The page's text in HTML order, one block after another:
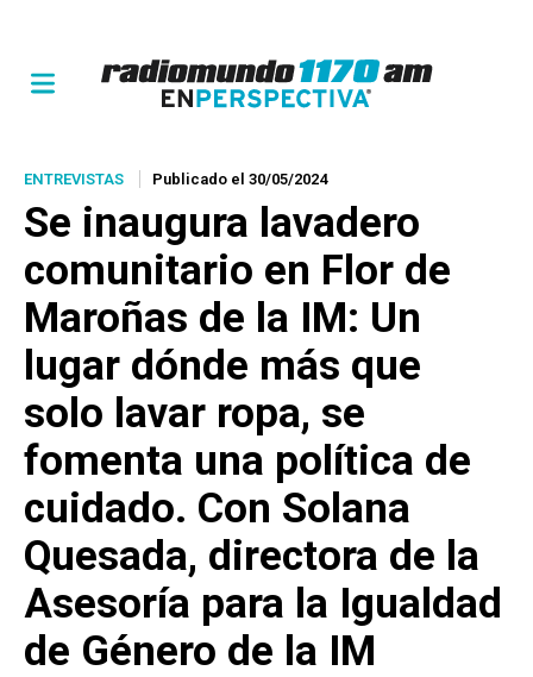
ENTREVISTAS Publicado el 30/05/2024
Se inaugura lavadero
comunitario en Flor de
Maroñas de la IM: Un
lugar dónde más que
solo lavar ropa, se
fomenta una política de
cuidado. Con Solana
Quesada, directora de la
Asesoría para la Igualdad
de Género de la IM